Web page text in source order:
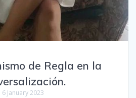
de Regla en la
6 January 2023